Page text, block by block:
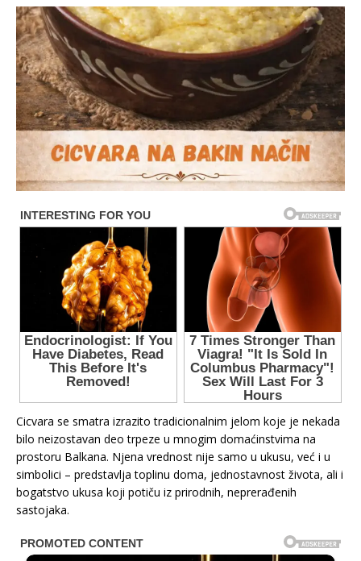
Cicvara se smatra izrazito tradicionalnim jelom koje je nekada
bilo neizostavan deo trpeze u mnogim domaćinstvima na
prostoru Balkana. Njena vrednost nije samo u ukusu, već i u
simbolici – predstavlja toplinu doma, jednostavnost života, ali i
bogatstvo ukusa koji potiču iz prirodnih, neprerađenih
sastojaka.